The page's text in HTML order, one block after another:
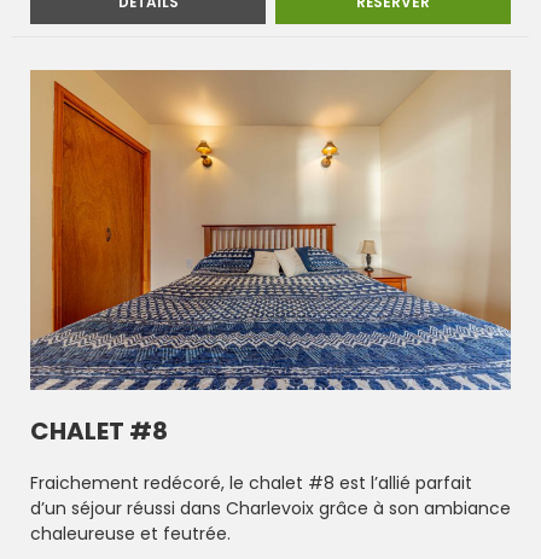
CHALET #8
Fraichement redécoré, le chalet #8 est l’allié parfait
d’un séjour réussi dans Charlevoix grâce à son ambiance
chaleureuse et feutrée.